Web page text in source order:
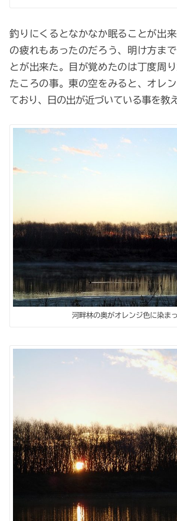
釣りにくるとなかなか眠ることが出
の疲れもあったのだろう、明け方ま
とが出来た。目が覚めたのは丁度周
たころの事。東の空をみると、オレ
ており、日の出が近づいている事を教
河畔林の奥がオレンジ色に染まっ